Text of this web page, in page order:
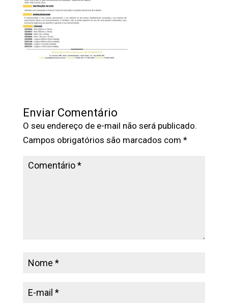
Enviar Comentário
O seu endereço de e-mail não será publicado.
Campos obrigatórios são marcados com *